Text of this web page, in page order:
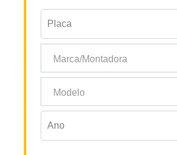
Marca/Montadora
Modelo